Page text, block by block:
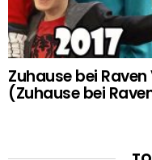
Zuhause bei
(Zuhause bei